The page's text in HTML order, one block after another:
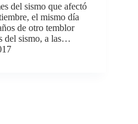
del sismo que afectó
el mismo día
de otro temblor
del sismo, a las…